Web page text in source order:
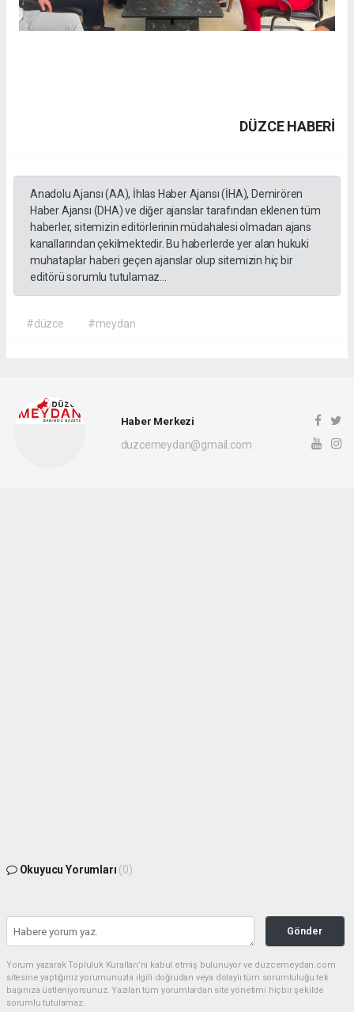
DÜZCE HABERİ
Anadolu Ajansı (AA), İhlas Haber Ajansı (İHA), Demirören
Haber Ajansı (DHA) ve diğer ajanslar tarafından eklenen tüm
haberler, sitemizin editörlerinin müdahalesi olmadan ajans
kanallarından çekilmektedir. Bu haberlerde yer alan hukuki
muhataplar haberi geçen ajanslar olup sitemizin hiç bir
editörü sorumlu tutulamaz...
#düzce #meydan
Haber Merkezi
duzcemeydan@gmail.com
Okuyucu Yorumları (0)
Gönder
Yorum yazarak Topluluk Kuralları’nı kabul etmiş bulunuyor ve duzcemeydan.com
sitesine yaptığınız yorumunuzla ilgili doğrudan veya dolaylı tüm sorumluluğu tek
başınıza üstleniyorsunuz. Yazılan tüm yorumlardan site yönetimi hiçbir şekilde
sorumlu tutulamaz.